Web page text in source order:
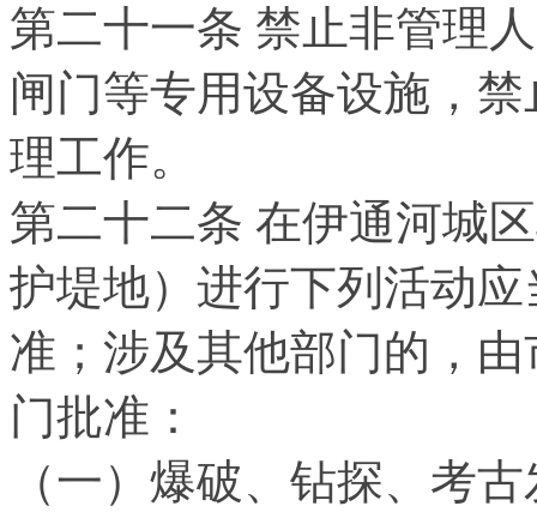
第二十一条 禁止非管理
闸门等专用设备设施，
理工作。
第二十二条 在伊通河城
护堤地）进行下列活动
准；涉及其他部门的，
门批准：
（一）爆破、钻探、考